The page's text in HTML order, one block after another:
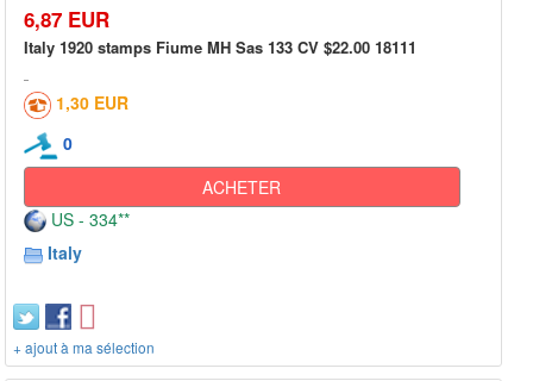
6,87 EUR
Italy 1920 stamps Fiume MH Sas 133 CV $22.00 18111
1,30 EUR
0
ACHETER
US - 334**
Italy
+ ajout à ma sélection